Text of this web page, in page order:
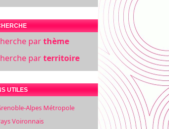
parthème
parterritoire
UTILES
Alpes Métropole
Voironnais